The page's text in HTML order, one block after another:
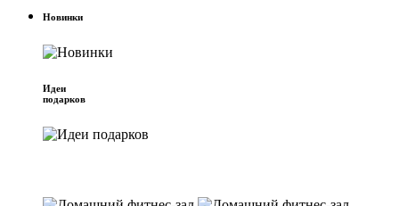
Новинки
Идеи
подарков